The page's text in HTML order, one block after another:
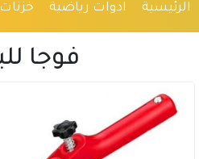
الرئيسية ادوات رياضية خزنات
فوجا
كيف يمكنني مساعدتك؟ اكتب لي